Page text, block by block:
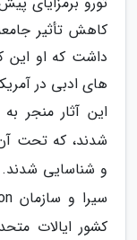
کاهش تأثیر
داشت که او این
های ادبی در
این آثار منجر
شدند، که تحت
و شناسایی شدند.
کشور ایالات